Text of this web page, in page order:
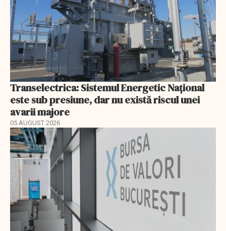
Transelectrica: Sistemul Energetic Național
este sub presiune, dar nu există riscul unei
avarii majore
05 AUGUST 2026